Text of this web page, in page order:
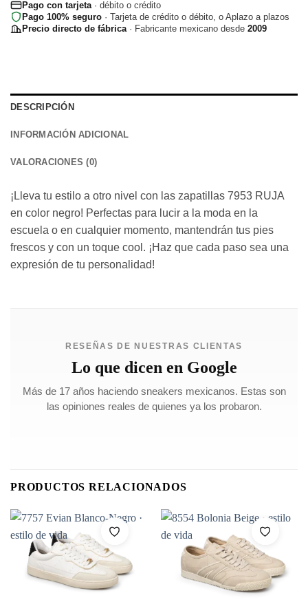
Pago con tarjeta · débito o crédito
Pago 100% seguro · Tarjeta de crédito o débito, o Aplazo a plazos
Precio directo de fábrica · Fabricante mexicano desde 2009
DESCRIPCIÓN
INFORMACIÓN ADICIONAL
VALORACIONES (0)
¡Lleva tu estilo a otro nivel con las zapatillas 7953 RUJA
en color negro! Perfectas para lucir a la moda en la
escuela o en cualquier momento, mantendrán tus pies
frescos y con un toque cool. ¡Haz que cada paso sea una
expresión de tu personalidad!
RESEÑAS DE NUESTRAS CLIENTAS
Lo que dicen en Google
Más de 17 años haciendo sneakers mexicanos. Estas son
las opiniones reales de quienes ya los probaron.
PRODUCTOS RELACIONADOS